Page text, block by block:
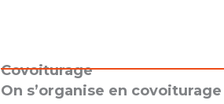
Covoiturage
On s’organise en